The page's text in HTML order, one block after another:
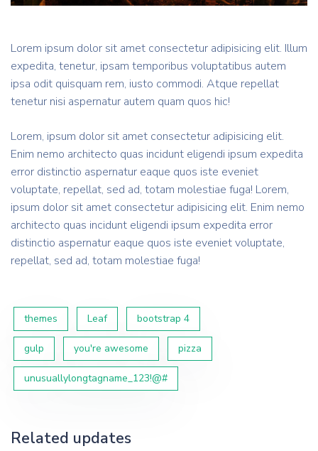
Lorem ipsum dolor sit amet consectetur adipisicing elit. Illum
expedita, tenetur, ipsam temporibus voluptatibus autem
ipsa odit quisquam rem, iusto commodi. Atque repellat
tenetur nisi aspernatur autem quam quos hic!
Lorem, ipsum dolor sit amet consectetur adipisicing elit.
Enim nemo architecto quas incidunt eligendi ipsum expedita
error distinctio aspernatur eaque quos iste eveniet
voluptate, repellat, sed ad, totam molestiae fuga! Lorem,
ipsum dolor sit amet consectetur adipisicing elit. Enim nemo
architecto quas incidunt eligendi ipsum expedita error
distinctio aspernatur eaque quos iste eveniet voluptate,
repellat, sed ad, totam molestiae fuga!
themes Leaf bootstrap 4
gulp you're awesome pizza
unusuallylongtagname_123!@#
Related updates